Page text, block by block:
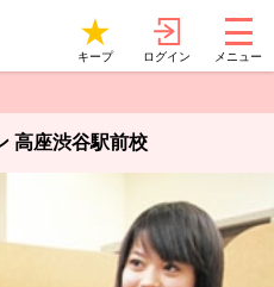
キープ ログイン メニュー
高座渋谷駅前校